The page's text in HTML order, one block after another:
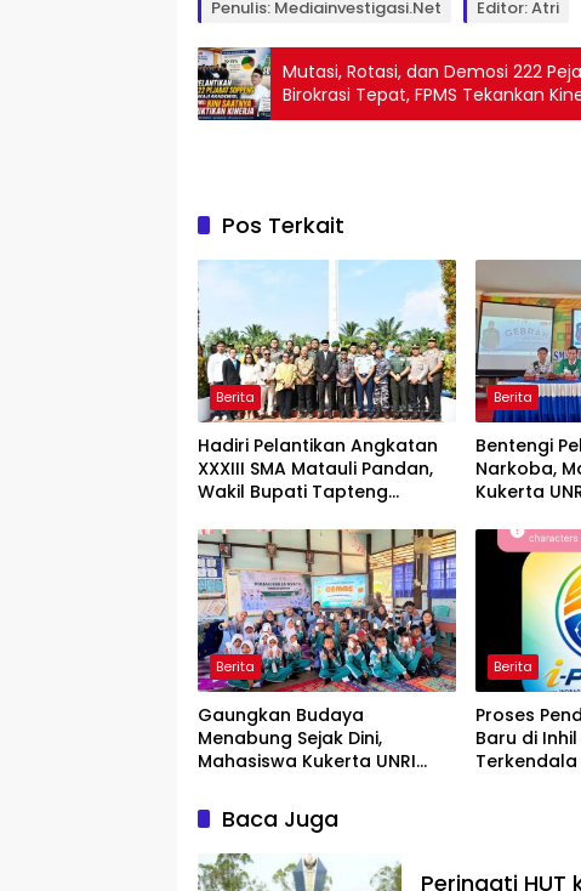
Penulis: Mediainvestigasi.net Editor: Atri
Mutasi, Rotasi, dan Demosi 222
Birokrasi Tepat, FPMS Tekankan
Pos Terkait
Berita
Hadiri Pelantikan Angkatan
XXXIII SMA Matauli Pandan,
Wakil Bupati Tapteng
Menghadapi Tantangan Era
Digital
Berita
Bentengi
Narkoba,
Kukerta
“GEBRAK”
Tembilahan
Berita
Gaungkan Budaya
Menabung Sejak Dini,
Mahasiswa Kukerta UNRI
005 Tembilahan
Berita
Proses
Baru di
Terkendala
Baca Juga
Peringati HUT